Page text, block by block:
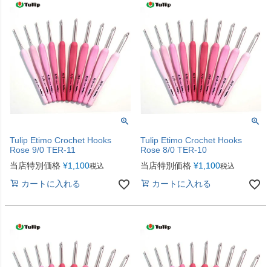
Tulip Etimo Crochet Hooks
Rose 9/0 TER-11
当店特別価格 ¥1,100税込
カートに入れる
Tulip Etimo Crochet Hooks
Rose 8/0 TER-10
当店特別価格 ¥1,100税込
カートに入れる